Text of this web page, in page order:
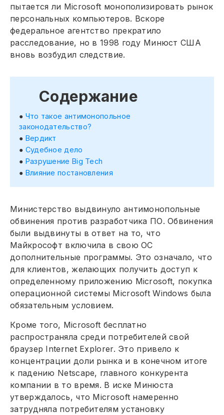
пытается ли Microsoft монополизировать рынок
персональных компьютеров. Вскоре
федеральное агентство прекратило
расследование, но в 1998 году Минюст США
вновь возбудил следствие.
Содержание
Что такое антимонопольное
законодательство?
Вердикт
Судебное дело
Разрушение Big Tech
Влияние постановления
Министерство выдвинуло антимонопольные
обвинения против разработчика ПО. Обвинения
были выдвинуты в ответ на то, что
Майкрософт включила в свою ОС
дополнительные программы. Это означало, что
для клиентов, желающих получить доступ к
определенному приложению Microsoft, покупка
операционной системы Microsoft Windows была
обязательным условием.
Кроме того, Microsoft бесплатно
распространяла среди потребителей свой
браузер Internet Explorer. Это привело к
концентрации доли рынка и в конечном итоге
к падению Netscape, главного конкурента
компании в то время. В иске Минюста
утверждалось, что Microsoft намеренно
затрудняла потребителям установку